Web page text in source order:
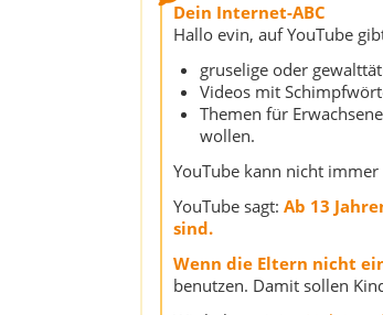
Dein Internet-ABC
Hallo evin, auf YouTube
gruselige oder
Videos mit
Themen für
wollen.
YouTube kann nicht
YouTube sagt: Ab 13
sind.
Wenn die Eltern nicht
benutzen. Damit sollen